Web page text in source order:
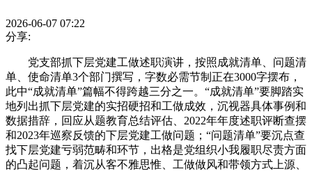
2026-06-07 07:22
分享:
党支部抓下层党建工做述职演讲，按照成就清单、问题清
单、使命清单3个部门撰写，字数必需节制正在3000字摆布，
此中“成就清单”篇幅不得跨越三分之一。“成就清单”要脚踏实
地列出抓下层党建的实招硬招和工做成效，沉视器具体事例和
数据措辞，回应从题教育总结评估、2022年年度述职评断查摆
和2023年巡察反馈的下层党建工做问题；“问题清单”要沉点查
找下层党建亏弱范畴和环节，出格是党组织小我履职尽责方面
的凸起问题，着沉从客不雅思惟、工做做风和带领方式上源、